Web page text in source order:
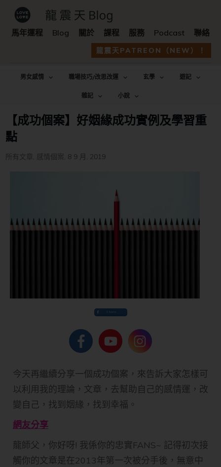
馬年運程 Blog 關於 課程 服務 Podcast 聯絡
龍震天PATREON（NEW）！
男女感情 職場技巧/改思改運 玄學
遊記
雜記
小說
【成功個案】好姻緣成功實例及學習重
點
所有文章 , 感情個案, 8 9 月, 2019
Share
今天再繼續分享一個成功個案，來告訴大家怎樣可
以利用我的理論，文章，去幫助自己的感情運，改
變自己，找到姻緣，找到幸福。
網友分享
​龍師父，你好呀! 我係你的忠實FANS~ 記得初次接
觸你的文章是在2013年第一次被分手後，無意中